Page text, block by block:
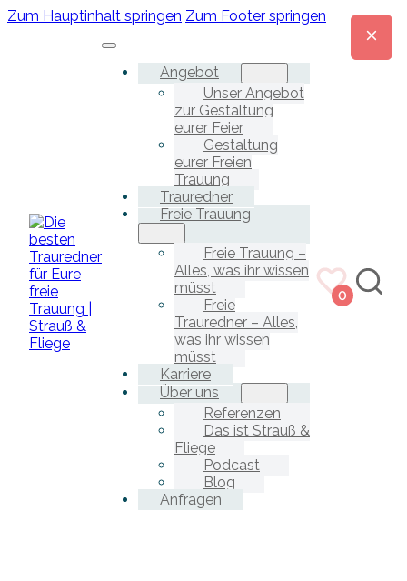
Zum Hauptinhalt springen Zum Footer springen
Angebot
Unser Angebot
zur Gestaltung
eurer Feier
Gestaltung
eurer Freien
Trauung
Trauredner
Freie Trauung
Freie Trauung –
Alles, was ihr wissen
müsst
Freie
Trauredner – Alles,
was ihr wissen
müsst
Karriere
Über uns
Referenzen
Das ist Strauß &
Fliege
Podcast
Blog
Anfragen
0